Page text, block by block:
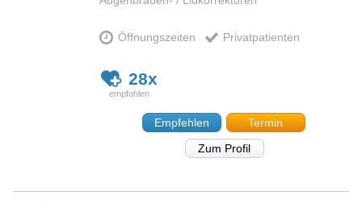
Öffnungszeiten Privatpatienten
28x
Empfehlen
Termin
Zum Profil